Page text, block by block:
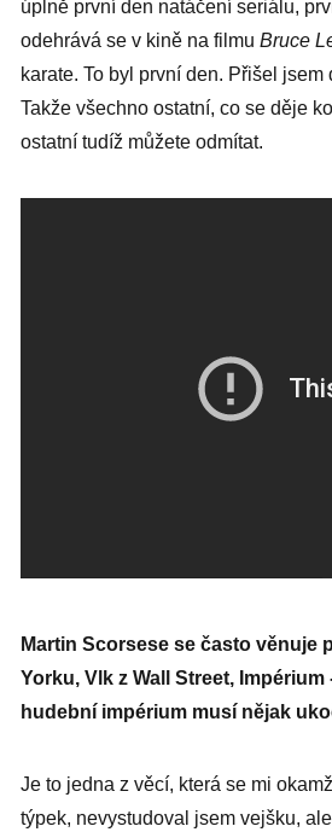
úplně první den natáčení seriálu,
odehrává se v kině na filmu Bruce
karate. To byl první den. Přišel
Takže všechno ostatní, co se děje
ostatní tudíž můžete odmítat.
Martin Scorsese se často věnuje
Yorku, Vlk z Wall Street,
hudební impérium musí nějak
Je to jedna z věcí, která se mi
týpek, nevystudoval jsem vejšku,